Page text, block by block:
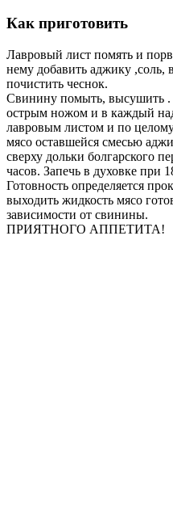
Как приготовить
Лавровый лист помять и
нему добавить аджику ,соль,
почистить чеснок.
Свинину помыть, высушить .
острым ножом и в каждый
лавровым листом и по
мясо оставшейся смесью
сверху дольки болгарского
часов. Запечь в духовке при
Готовность определяется
выходить жидкость мясо
зависимости от свинины.
ПРИЯТНОГО АППЕТИТА!